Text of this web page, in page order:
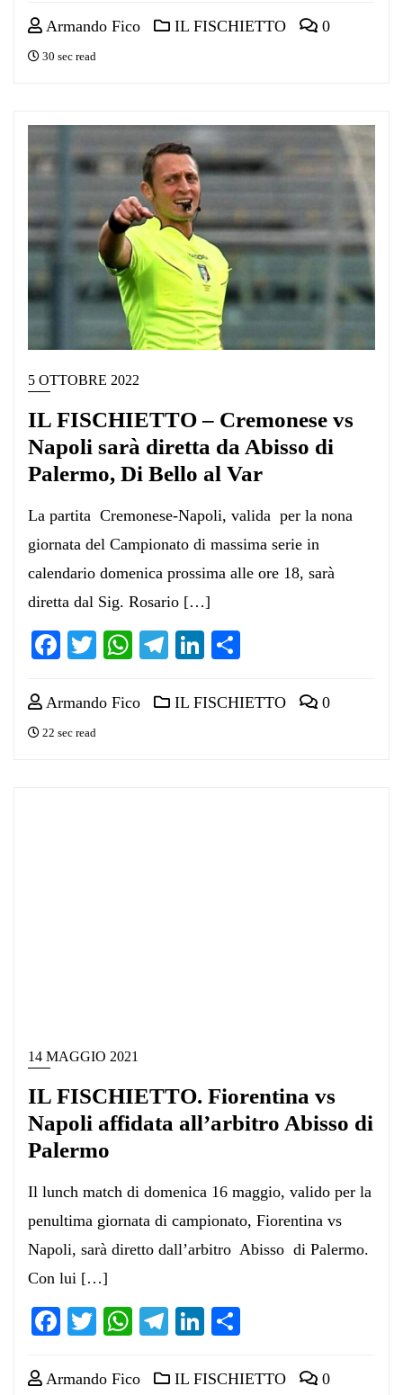
Armando Fico IL FISCHIETTO 0
30 sec read
5 OTTOBRE 2022
IL FISCHIETTO – Cremonese vs
Napoli sarà diretta da Abisso di
Palermo, Di Bello al Var
La partita Cremonese-Napoli, valida per la nona
giornata del Campionato di massima serie in
calendario domenica prossima alle ore 18, sarà
diretta dal Sig. Rosario […]
Facebook
TwitterWhatsApp
Telegram
LinkedIn
Armando Fico IL FISCHIETTO 0
22 sec read
14 MAGGIO 2021
IL FISCHIETTO. Fiorentina vs
Napoli affidata all’arbitro Abisso di
Palermo
Il lunch match di domenica 16 maggio, valido per la
penultima giornata di campionato, Fiorentina vs
Napoli, sarà diretto dall’arbitro Abisso di Palermo.
Con lui […]
Facebook
TwitterWhatsApp
Telegram
LinkedIn
Armando Fico IL FISCHIETTO 0